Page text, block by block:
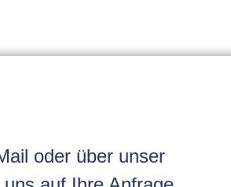
oder über unser